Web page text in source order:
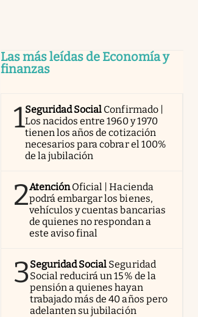
Las más leídas de Economía y
finanzas
1Seguridad Social Confirmado |
Los nacidos entre 1960 y 1970
tienen los años de cotización
necesarios para cobrar el 100%
de la jubilación
2AtenciónOficial | Hacienda
podrá embargar los bienes,
vehículos y cuentas bancarias
de quienes no respondan a
este aviso final
3Seguridad Social Seguridad
Social reducirá un 15% de la
pensión a quienes hayan
trabajado más de 40 años pero
adelanten su jubilación